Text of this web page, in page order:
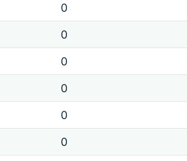
0
0
0
0
0
0